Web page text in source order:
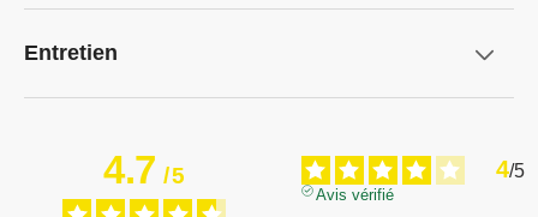
Entretien
4.7/5 4/5
Avis vérifié